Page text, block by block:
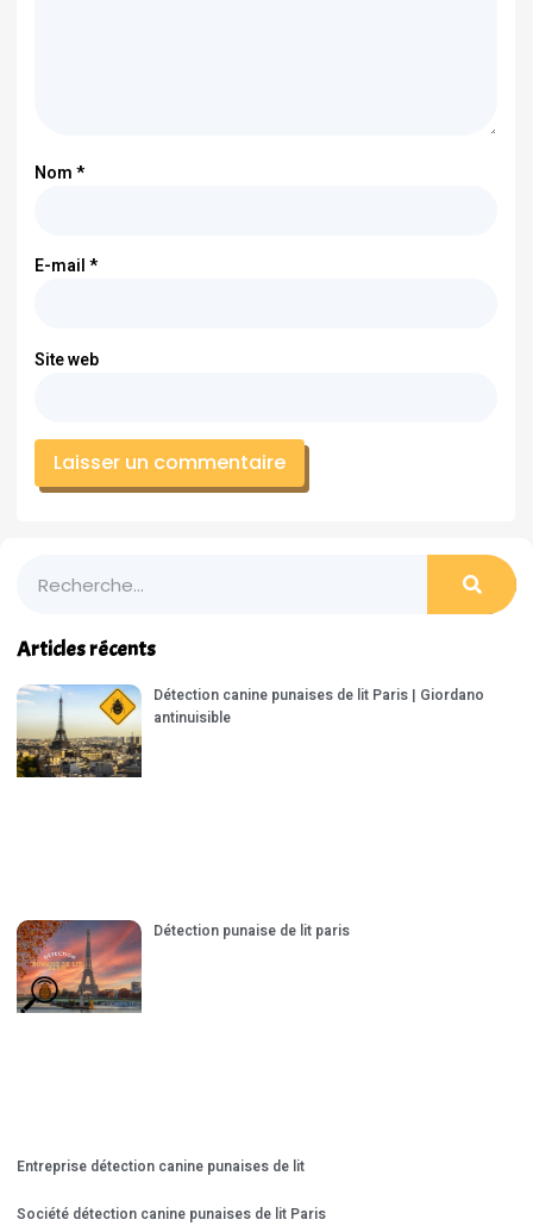
Nom*
E-mail*
Site web
Articles récents
Détection canine punaises de lit Paris | Giordano
antinuisible
Détection punaise de lit paris
Entreprise détection canine punaises de lit
Société détection canine punaises de lit Paris